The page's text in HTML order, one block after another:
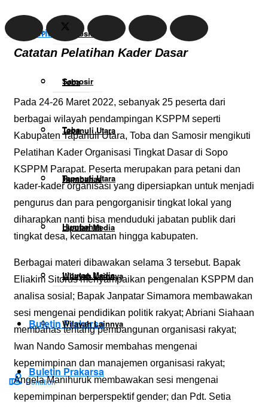
Samosir
Toba
Tapanuli Utara
Humbahas
Liputan Media
Wilayah Lainnya
Buletin Prakarsa
Donation
Berita
Samosir
Toba
Tapanuli Utara
Humbahas
Liputan Media
Wilayah Lainnya
Buletin Prakarsa
Catatan Pelatihan Kader Dasar
Pada 24-26 Maret 2022, sebanyak 25 peserta dari
berbagai wilayah pendampingan KSPPM seperti
Kabupaten Tapanuli Utara, Toba dan Samosir mengikuti
Pelatihan Kader Organisasi Tingkat Dasar di Sopo
KSPPM Parapat. Peserta merupakan para petani dan
kader-kader organisasi yang dipersiapkan untuk menjadi
pengurus dan para pengorganisir tingkat lokal yang
diharapkan nanti bisa menduduki jabatan publik dari
tingkat desa, kecamatan hingga kabupaten.
Berbagai materi dibawakan selama 3 tersebut. Bapak
Eliakim Sitorus menyampaikan pengenalan KSPPM dan
analisa sosial; Bapak Janpatar Simamora membawakan
sesi mengenai pendidikan politik rakyat; Abriani Siahaan
membahas tentang pembangunan organisasi rakyat;
Iwan Nando Samosir membahas mengenai
kepemimpinan dan manajemen organisasi rakyat;
Angela Manihuruk membawakan sesi mengenai
kepemimpinan berperspektif gender; dan Pdt. Setia